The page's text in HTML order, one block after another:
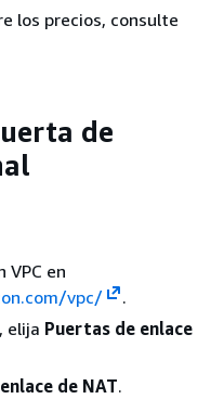
los precios, consulte
de
VPC en
vpc/
.
elija Puertas de enlace
de NAT.